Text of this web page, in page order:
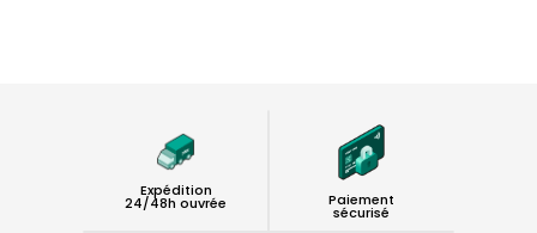
Expédition
24/48h ouvrée Paiement
sécurisé